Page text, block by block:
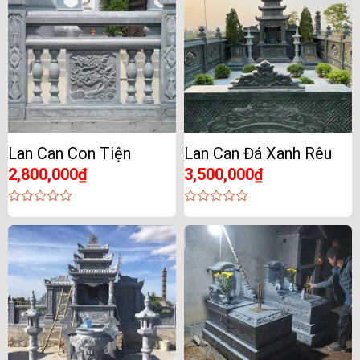
Lan Can Con Tiện
2,800,000₫
0
out
of
5
Lan Can Đá Xanh Rêu
3,500,000₫
0
out